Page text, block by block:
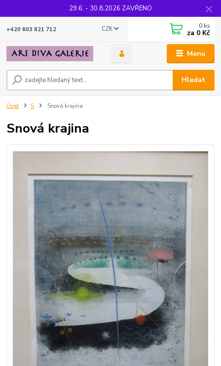
29.6. - 30.8.2026 ZAVŘENO
Menu
CZK
Hledat
+420 603 821 712 0 ks
za 0 Kč
Úvod S Snová krajina
Snová krajina